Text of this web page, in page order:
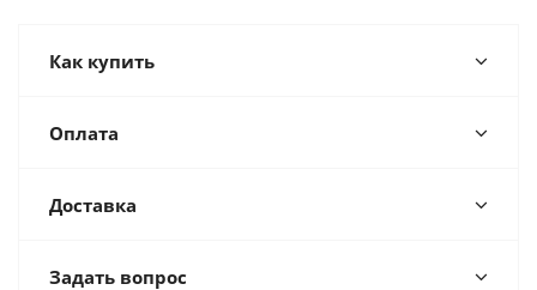
Как купить
Оплата
Доставка
Задать вопрос